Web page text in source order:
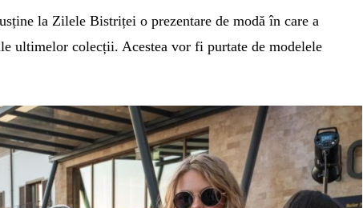
la Zilele Bistriței o prezentare de modă în care a
ultimelor colecții. Acestea vor fi purtate de modelele